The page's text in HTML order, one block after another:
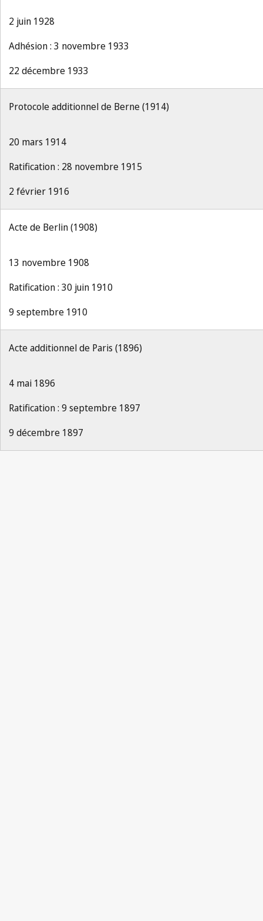
2 juin 1928
Adhésion : 3 novembre 1933
22 décembre 1933
Protocole additionnel de Berne (1914)
20 mars 1914
Ratification : 28 novembre 1915
2 février 1916
Acte de Berlin (1908)
13 novembre 1908
Ratification : 30 juin 1910
9 septembre 1910
Acte additionnel de Paris (1896)
4 mai 1896
Ratification : 9 septembre 1897
9 décembre 1897